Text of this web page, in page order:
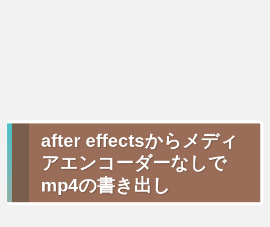
after effectsからメディ
アエンコーダーなしで
mp4の書き出し